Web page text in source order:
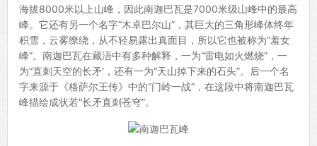
海拔8000米以上山峰，因此南迦巴瓦是7000米级山峰中的最高
峰。它还有另一个名字“木卓巴尔山”，其巨大的三角形峰体终年
积雪，云雾缭绕，从不轻易露出真面目，所以它也被称为“羞女
峰”。南迦巴瓦在藏浯中有多种解释，一为“雷电如火燃烧”，一
为“直刺天空的长矛'，还有一为“天山掉下来的石头”。后一个名
字来源于《格萨尔王传》中的“门岭一战”，在这段中将南迦巴瓦
峰描绘成状若“长矛直刺苍穹”。